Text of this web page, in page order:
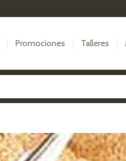
Promociones Talleres